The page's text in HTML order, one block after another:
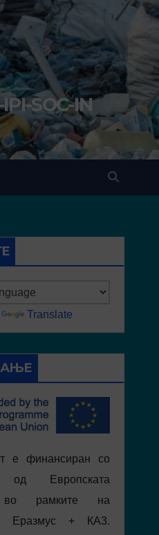
SOC-IN
Translate
е финансиран со
од Европската
во рамките на
Еразмус + КА3.